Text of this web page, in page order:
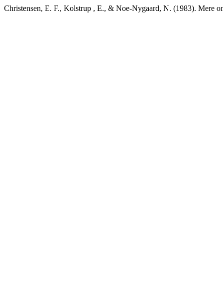
Christensen, E. F., Kolstrup , E., & Noe-Nygaard, N. (1983). Mere